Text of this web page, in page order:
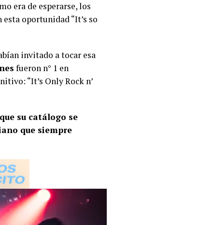
era de esperarse, los
oportunidad “It’s so
invitado a tocar esa
fueron n° 1 en
“It’s Only Rock n’
su catálogo se
que siempre